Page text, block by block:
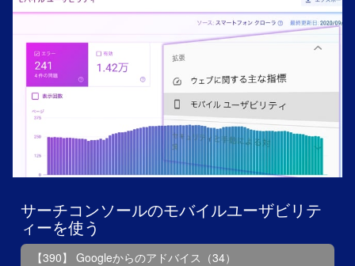
サーチコンソールのモバイルユーザビリテ
ィーを使う
【390】 Googleからのアドバイス（34）